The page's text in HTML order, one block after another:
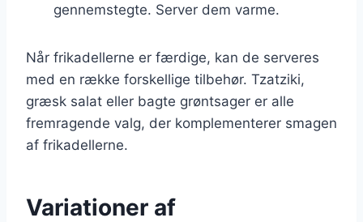
gennemstegte. Server dem varme.
Når frikadellerne er færdige, kan de serveres
med en række forskellige tilbehør. Tzatziki,
græsk salat eller bagte grøntsager er alle
fremragende valg, der komplementerer smagen
af frikadellerne.
Variationer af